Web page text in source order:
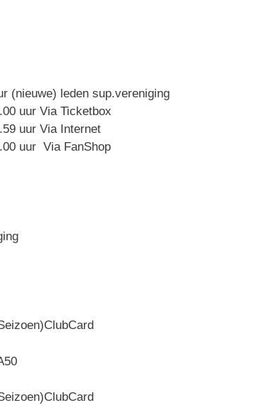
(nieuwe) leden sup.vereniging
uur Via Ticketbox
uur Via Internet
uur Via FanShop